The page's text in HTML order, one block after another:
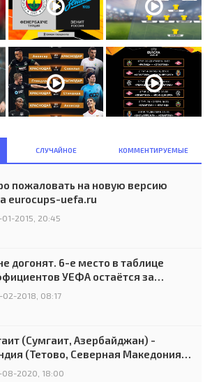
СЛУЧАЙНОЕ КОММЕНТИРУЕМЫЕ
пожаловать на новую версию
eurocups-uefa.ru
01-2015, 20:45
догонят. 6-е место в таблице
УЕФА остаётся за
02-2018, 08:17
(Сумгаит, Азербайджан) -
(Тетово, Северная Македония) -
08-2020, 18:00